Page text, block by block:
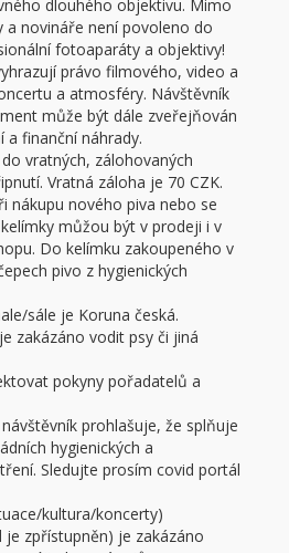
dlouhého objektivu. Mimo
novináře není povoleno do
fotoaparáty a objektivy!
právo filmového, video a
a atmosféry. Návštěvník
může být dále zveřejňován
a finanční náhrady.
vratných, zálohovaných
Vratná záloha je 70 CZK.
nákupu nového piva nebo se
můžou být v prodeji i v
Do kelímku zakoupeného v
pivo z hygienických
sále je Koruna česká.
zakázáno vodit psy či jiná
pokyny pořadatelů a
prohlašuje, že splňuje
hygienických a
Sledujte prosím covid portál
kultura/koncerty)
je zpřístupněn) je zakázáno